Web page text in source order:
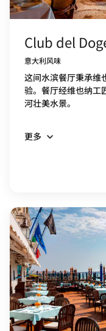
Club del
意大利风味
这间水滨餐厅秉承维
验。餐厅经维也纳工
河壮美水景。
更多